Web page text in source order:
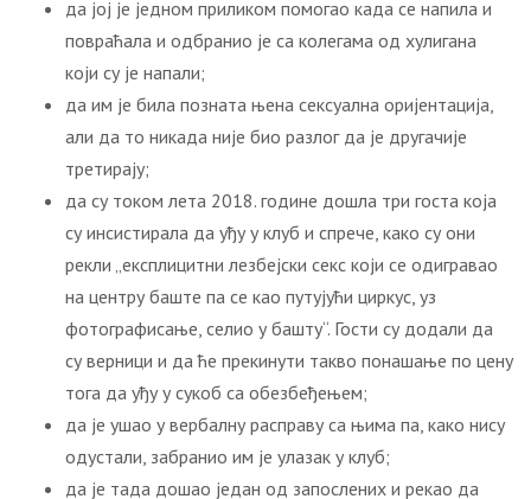
да јој је једном приликом помогао када се напила и
повраћала и одбранио је са колегама од хулигана
који су је напали;
да им је била позната њена сексуална оријентација,
али да то никада није био разлог да је другачије
третирају;
да су током лета 2018. године дошла три госта која
су инсистирала да уђу у клуб и спрече, како су они
рекли „експлицитни лезбејски секс који се одигравао
на центру баште па се као путујући циркус, уз
фотографисање, селио у башту“. Гости су додали да
су верници и да ће прекинути такво понашање по цену
тога да уђу у сукоб са обезбеђењем;
да је ушао у вербалну расправу са њима па, како нису
одустали, забранио им је улазак у клуб;
да је тада дошао један од запослених и рекао да